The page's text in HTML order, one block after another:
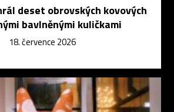
deset obrovských kovových
bavlněnými kuličkami
18. července 2026